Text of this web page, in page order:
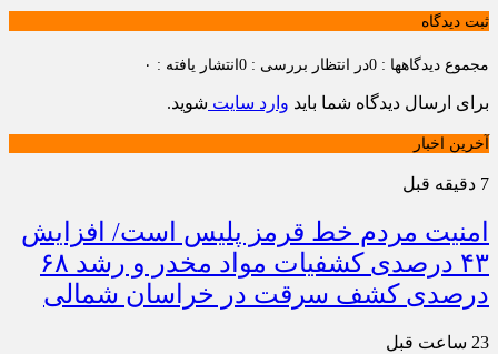
ثبت دیدگاه
مجموع دیدگاهها : 0 در انتظار بررسی : 0 انتشار یافته : ۰
برای ارسال دیدگاه شما باید وارد سایت شوید.
آخرین اخبار
7 دقیقه قبل
امنیت مردم خط قرمز پلیس است/ افزایش
۴۳ درصدی کشفیات مواد مخدر و رشد ۶۸
درصدی کشف سرقت در خراسان شمالی
23 ساعت قبل